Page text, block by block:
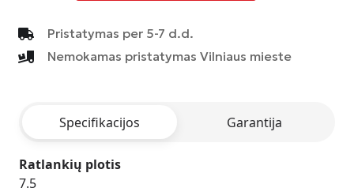
-
AF16
-
Pristatymas per 5-7 d.d.
Nemokamas pristatymas Vilniaus mieste
Specifikacijos Garantija
Ratlankių plotis
7.5